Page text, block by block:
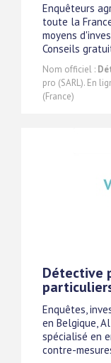
Enquêteurs
toute la
moyens
Conseils
Nom officiel :
pro (SARL). En
(France)
Détective
Enquêtes,
en Belgique,
spécialisé en
contre-